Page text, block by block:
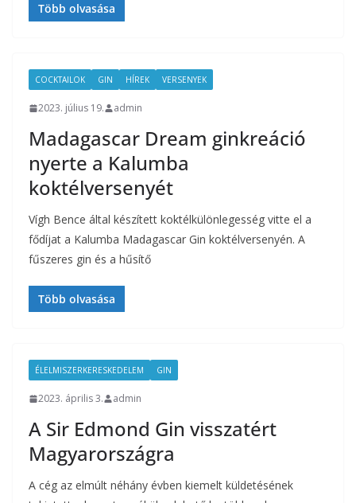
Több olvasása
COCKTAILOK GIN HÍREK VERSENYEK
2023. július 19. admin
Madagascar Dream ginkreáció
nyerte a Kalumba
koktélversenyét
Vígh Bence által készített koktélkülönlegesség vitte el a
fődíjat a Kalumba Madagascar Gin koktélversenyén. A
fűszeres gin és a hűsítő
Több olvasása
ÉLELMISZERKERESKEDELEM GIN
2023. április 3. admin
A Sir Edmond Gin visszatért
Magyarországra
A cég az elmúlt néhány évben kiemelt küldetésének